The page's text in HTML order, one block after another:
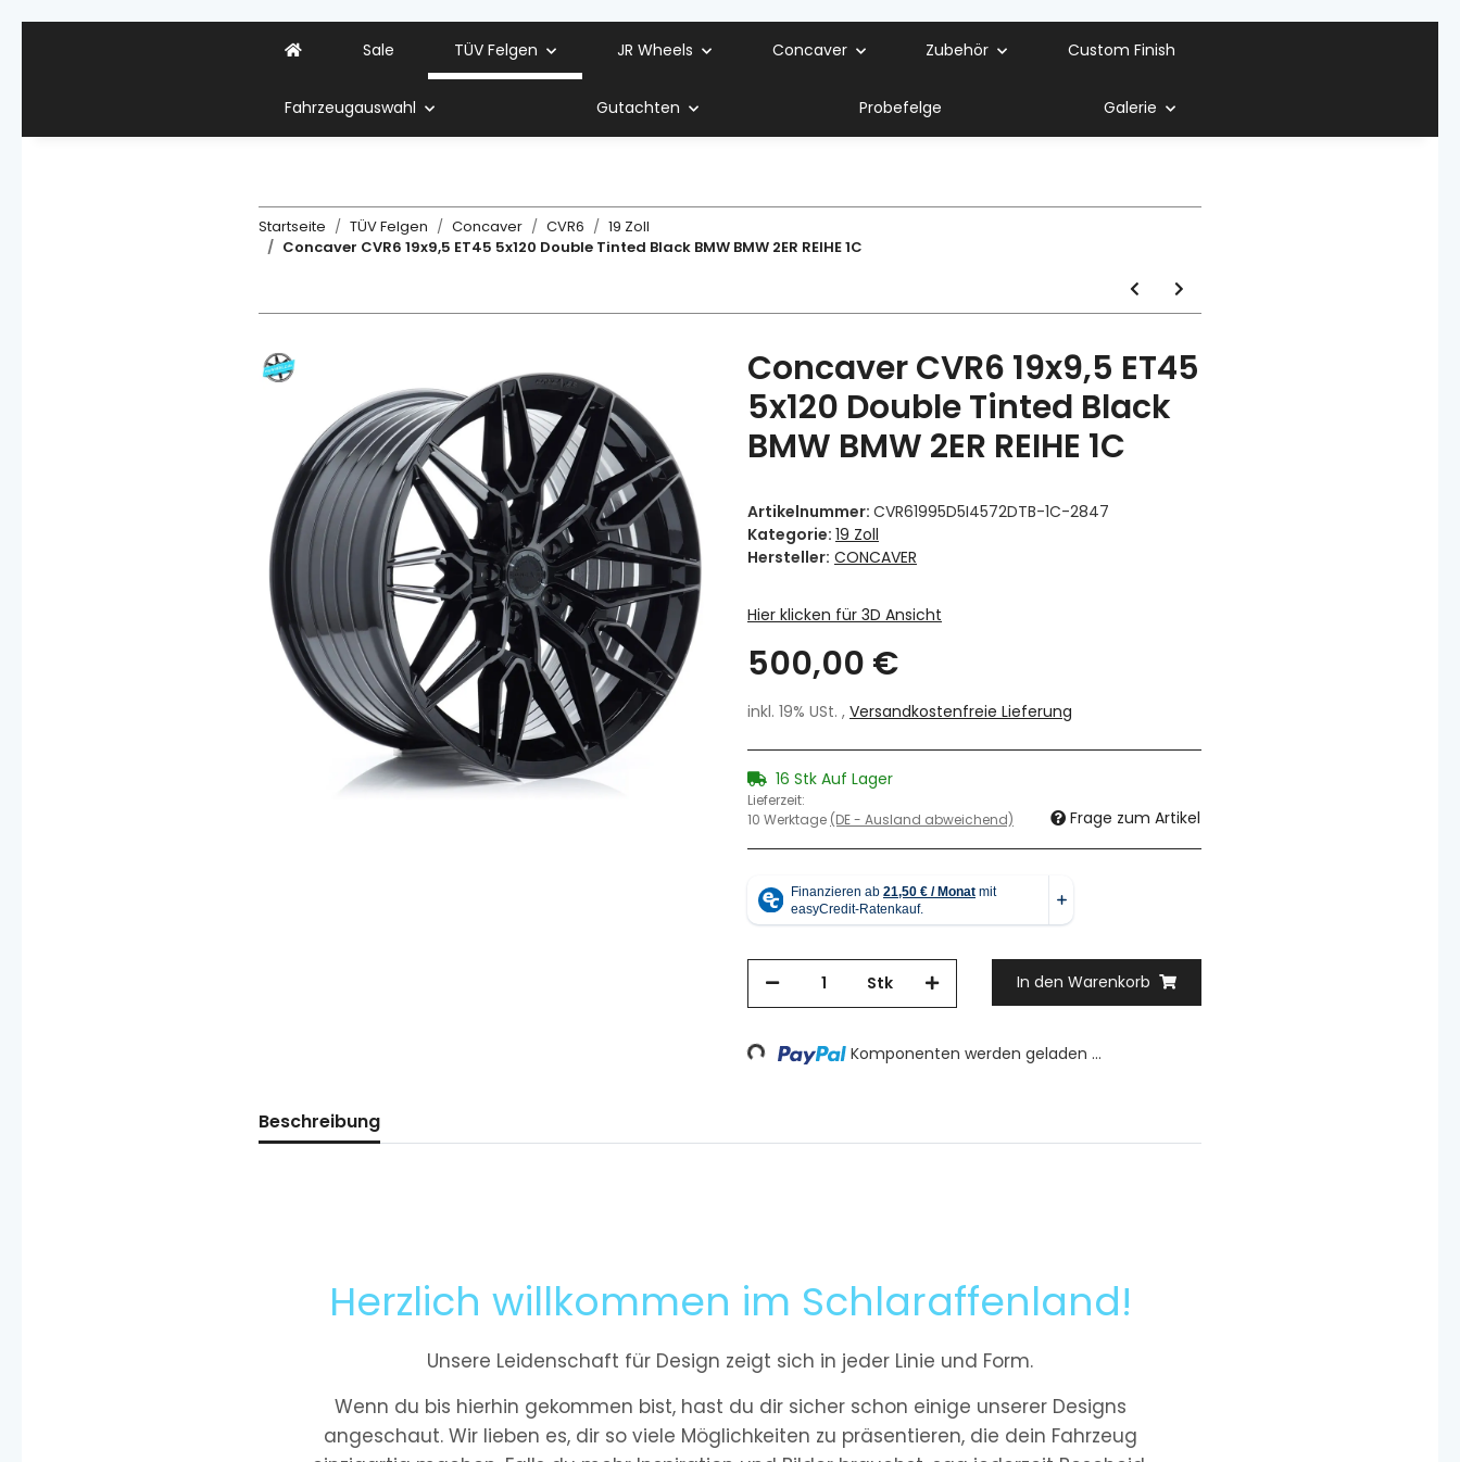
Sale TÜV Felgen JR Wheels Concaver Zubehör Custom Finish
Fahrzeugauswahl Gutachten Probefelge Galerie
Startseite TÜV Felgen Concaver CVR6
19 Zoll
Concaver CVR6 19x9,5 ET45 5x120 Double Tinted Black BMW BMW 2ER REIHE 1C
Concaver CVR6 19x9,5 ET45
5x120 Double Tinted Black
BMW BMW 2ER REIHE 1C
Artikelnummer: CVR61995D5I4572DTB-1C-2847
Kategorie: 19 Zoll
Hersteller: CONCAVER
Hier klicken für 3D Ansicht
500,00 €
inkl. 19% USt. , Versandkostenfreie Lieferung
16 Stk Auf Lager
Lieferzeit:
10 Werktage (DE - Ausland abweichend) Frage zum Artikel
Stk In den Warenkorb
Loading... Komponenten werden geladen ...
Beschreibung
Herzlich willkommen im Schlaraffenland!
Unsere Leidenschaft für Design zeigt sich in jeder Linie und Form.
Wenn du bis hierhin gekommen bist, hast du dir sicher schon einige unserer Designs
angeschaut. Wir lieben es, dir so viele Möglichkeiten zu präsentieren, die dein Fahrzeug